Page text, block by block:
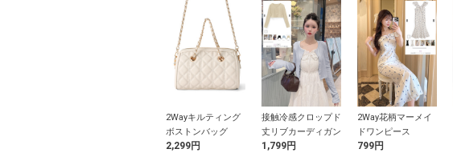
2Wayキルティング
ボストンバッグ
2,299円
接触冷感クロップド
丈リブカーディガン
1,799円
2Way花柄マーメイ
ドワンピース
799円